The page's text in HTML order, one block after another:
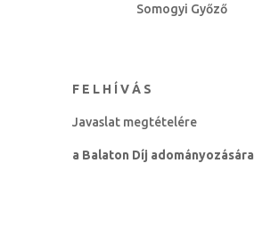
Somogyi Győző
F E L H Í V Á S
Javaslat megtételére
a Balaton Díj adományozására